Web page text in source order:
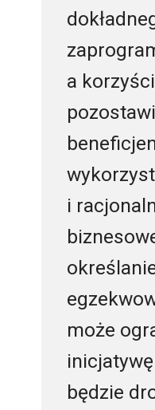
a
i
może
będzie